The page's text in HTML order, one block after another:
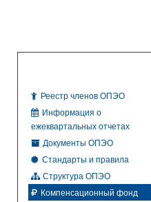
Реестр членов ОПЭО
Информация о
ежеквартальных отчетах
Документы ОПЭО
Стандарты и правила
Структура ОПЭО
Компенсационный фонд